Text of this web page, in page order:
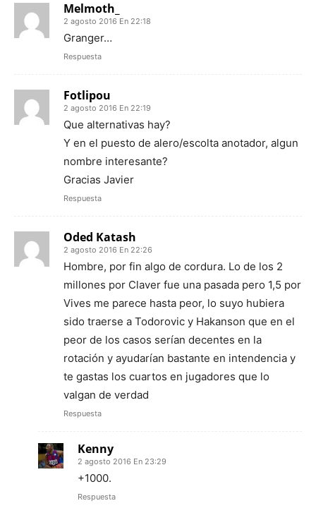
Melmoth_
2 agosto 2016 En 22:18
Granger…
Respuesta
Fotlipou
2 agosto 2016 En 22:19
Que alternativas hay?
Y en el puesto de alero/escolta anotador, algun
nombre interesante?
Gracias Javier
Respuesta
Oded Katash
2 agosto 2016 En 22:26
Hombre, por fin algo de cordura. Lo de los 2
millones por Claver fue una pasada pero 1,5 por
Vives me parece hasta peor, lo suyo hubiera
sido traerse a Todorovic y Hakanson que en el
peor de los casos serían decentes en la
rotación y ayudarían bastante en intendencia y
te gastas los cuartos en jugadores que lo
valgan de verdad
Respuesta
Kenny
2 agosto 2016 En 23:29
+1000.
Respuesta